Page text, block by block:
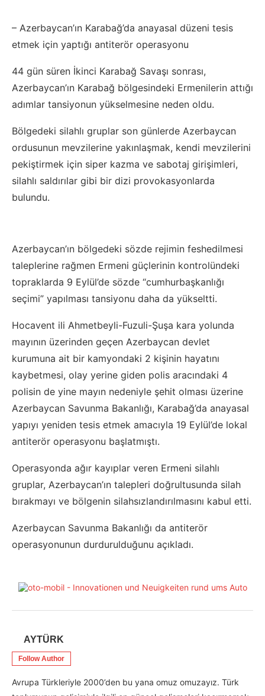
– Azerbaycan’ın Karabağ’da anayasal düzeni tesis
etmek için yaptığı antiterör operasyonu
44 gün süren İkinci Karabağ Savaşı sonrası,
Azerbaycan’ın Karabağ bölgesindeki Ermenilerin attığı
adımlar tansiyonun yükselmesine neden oldu.
Bölgedeki silahlı gruplar son günlerde Azerbaycan
ordusunun mevzilerine yakınlaşmak, kendi mevzilerini
pekiştirmek için siper kazma ve sabotaj girişimleri,
silahlı saldırılar gibi bir dizi provokasyonlarda
bulundu.
Azerbaycan’ın bölgedeki sözde rejimin feshedilmesi
taleplerine rağmen Ermeni güçlerinin kontrolündeki
topraklarda 9 Eylül’de sözde “cumhurbaşkanlığı
seçimi” yapılması tansiyonu daha da yükseltti.
Hocavent ili Ahmetbeyli-Fuzuli-Şuşa kara yolunda
mayının üzerinden geçen Azerbaycan devlet
kurumuna ait bir kamyondaki 2 kişinin hayatını
kaybetmesi, olay yerine giden polis aracındaki 4
polisin de yine mayın nedeniyle şehit olması üzerine
Azerbaycan Savunma Bakanlığı, Karabağ’da anayasal
yapıyı yeniden tesis etmek amacıyla 19 Eylül’de lokal
antiterör operasyonu başlatmıştı.
Operasyonda ağır kayıplar veren Ermeni silahlı
gruplar, Azerbaycan’ın talepleri doğrultusunda silah
bırakmayı ve bölgenin silahsızlandırılmasını kabul etti.
Azerbaycan Savunma Bakanlığı da antiterör
operasyonunun durdurulduğunu açıkladı.
AYTÜRK
Follow Author
Avrupa Türkleriyle 2000’den bu yana omuz omuzayız. Türk